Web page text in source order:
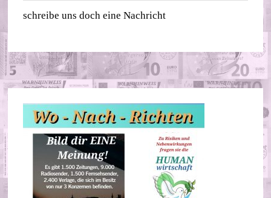
schreibe uns doch eine Nachricht